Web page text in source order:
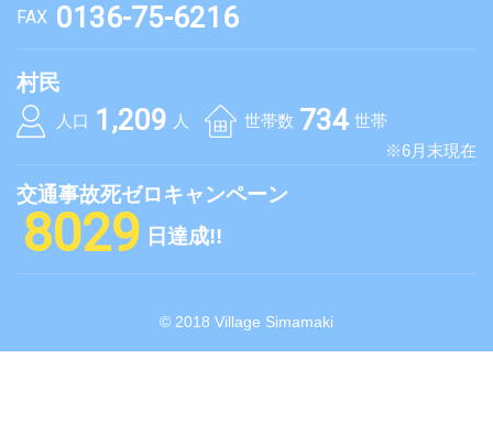
FAX 0136-75-6216
村民
人口 1,209 人 世帯数 734 世帯
※6月末現在
交通事故死ゼロキャンペーン
8029 日達成!!
© 2018 Village Simamaki